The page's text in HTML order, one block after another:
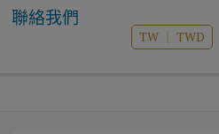
聯絡我們
TW ｜ TWD